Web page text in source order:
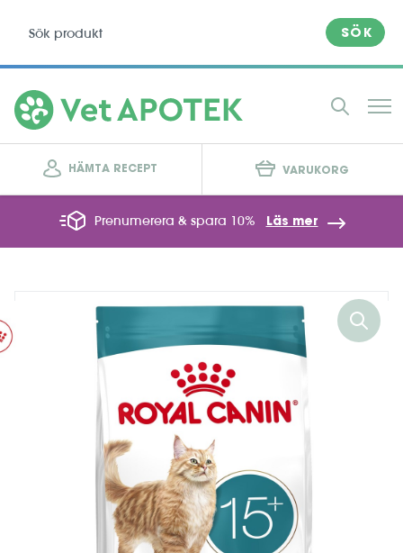
SÖK
HÄMTA RECEPT VARUKORG
Prenumerera & spara 10% Läs mer